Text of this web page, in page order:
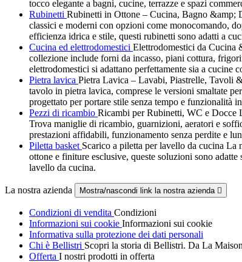
tocco elegante a bagni, cucine, terrazze e spazi
Rubinetti Rubinetti in Ottone – Cucina, Bagno &amp;
classici e moderni con opzioni come monocomando,
efficienza idrica e stile, questi rubinetti sono adatti a
Cucina ed elettrodomestici Elettrodomestici da Cucina
collezione include forni da incasso, piani cottura,
elettrodomestici si adattano perfettamente sia a
Pietra lavica Pietra Lavica – Lavabi, Piastrelle, Tavoli
tavolo in pietra lavica, comprese le versioni smaltate
progettato per portare stile senza tempo e funzionalità
Pezzi di ricambio Ricambi per Rubinetti, WC e Docce
Trova maniglie di ricambio, guarnizioni, aeratori e
prestazioni affidabili, funzionamento senza perdite e
Piletta basket Scarico a piletta per lavello da cucina
ottone e finiture esclusive, queste soluzioni sono
lavello da cucina.
La nostra azienda Mostra/nascondi link la nostra azienda 
Condizioni di vendita Condizioni
Informazioni sui cookie Informazioni sui cookie
Informativa sulla protezione dei dati personali
Chi è Bellistri Scopri la storia di Bellistri. Da La
Offerta I nostri prodotti in offerta